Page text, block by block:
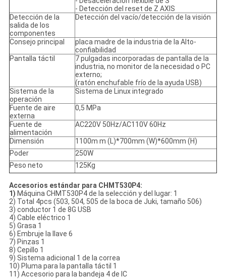
- Detección del reset de Z AXIS
Detección de la
salida de los
componentes
Detección del vacío/detección de la visión
Consejo principal
placa madre de la industria de la Alto-
confiabilidad
Pantalla táctil
7 pulgadas incorporadas de pantalla de la
industria, no monitor de la necesidad o PC
externo;
(ratón enchufable frío de la ayuda USB)
Sistema de la
operación
Sistema de Linux integrado
Fuente de aire
externa
0,5 MPa
Fuente de
alimentación
AC220V 50Hz/AC110V 60Hz
Dimensión
1100m m (L)*700mm (W)*600mm (H)
Poder
250W
Peso neto
125Kg
Accesorios estándar para CHMT530P4:
1) Máquina CHMT530P4 de la selección y del lugar: 1
2) Total 4pcs (503, 504, 505 de la boca de Juki, tamaño 506)
3) conductor 1 de 8G USB
4) Cable eléctrico 1
5) Grasa 1
6) Embruje la llave 6
7) Pinzas 1
8) Cepillo 1
9) Sistema adicional 1 de la correa
10) Pluma para la pantalla táctil 1
11) Accesorio para la bandeja 4 de IC